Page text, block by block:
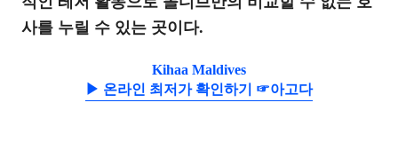
사를 누릴 수 있는 곳이다.
Kihaa Maldives
▶ 온라인 최저가 확인하기 ☞아고다